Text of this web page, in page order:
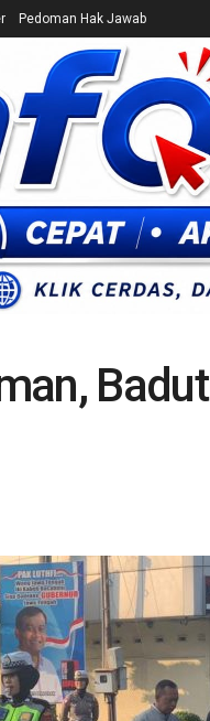
Pedoman Hak Jawab
CEK FAKTA